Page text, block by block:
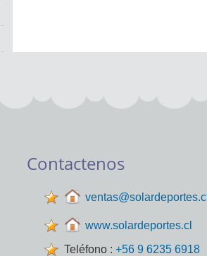
Contactenos
ventas@solardeportes.cl
www.solardeportes.cl
Teléfono : +56 9 6235 6918